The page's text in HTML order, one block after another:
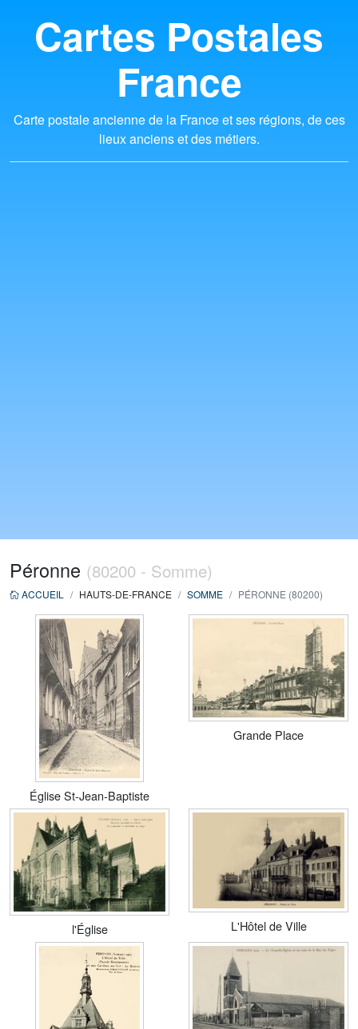
Cartes Postales
France
Carte postale ancienne de la France et ses régions, de ces
lieux anciens et des métiers.
Péronne (80200 - Somme)
ACCUEIL HAUTS-DE-FRANCE SOMME PÉRONNE (80200)
Église St-Jean-Baptiste
Grande Place
l'Église L'Hôtel de Ville